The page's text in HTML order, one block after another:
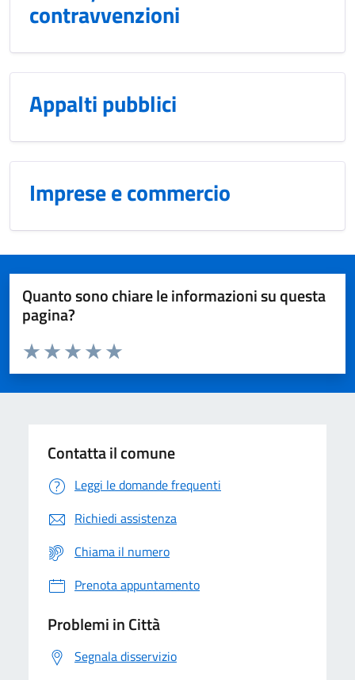
contravvenzioni
Appalti pubblici
Imprese e commercio
Quanto sono chiare le informazioni su questa
pagina?
Domanda
Valuta da 1 a 5 stelle la pagina
Valuta 5 stelle su 5
Valuta 4 stelle su 5
Valuta 3 stelle su 5
Valuta 2 stelle su 5
Valuta 1 stelle su 5
Contatta il comune
Leggi le domande frequenti
Richiedi assistenza
Chiama il numero
Prenota appuntamento
Problemi in Città
Segnala disservizio